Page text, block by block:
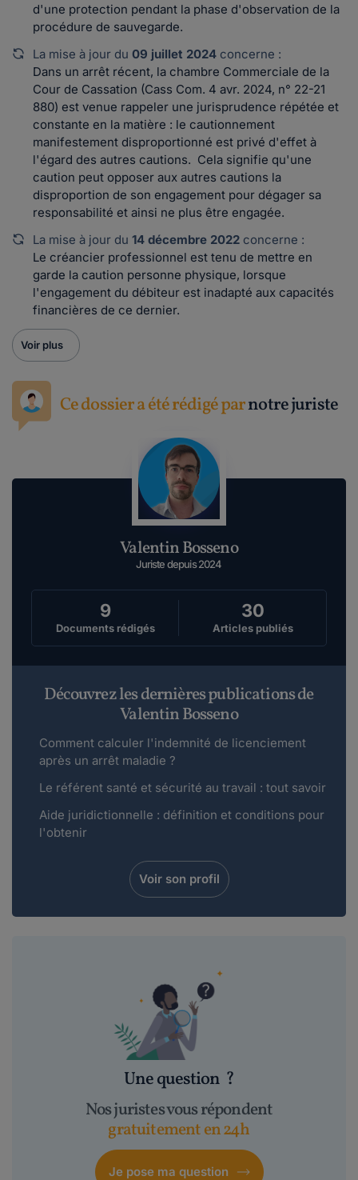
d'une protection pendant la phase d'observation de la
procédure de sauvegarde.
La mise à jour du 09 juillet 2024 concerne :
Dans un arrêt récent, la chambre Commerciale de la
Cour de Cassation (Cass Com. 4 avr. 2024, n° 22-21
880) est venue rappeler une jurisprudence répétée et
constante en la matière : le cautionnement
manifestement disproportionné est privé d'effet à
l'égard des autres cautions. Cela signifie qu'une
caution peut opposer aux autres cautions la
disproportion de son engagement pour dégager sa
responsabilité et ainsi ne plus être engagée.
La mise à jour du 14 décembre 2022 concerne :
Le créancier professionnel est tenu de mettre en
garde la caution personne physique, lorsque
l'engagement du débiteur est inadapté aux capacités
financières de ce dernier.
Voir plus
Ce dossier a été rédigé parnotre juriste
Valentin Bosseno
Juriste depuis 2024
9
Documents rédigés
30
Articles publiés
Découvrez les dernières publications de
Valentin Bosseno
Comment calculer l'indemnité de licenciement
après un arrêt maladie ?
Le référent santé et sécurité au travail : tout savoir
Aide juridictionnelle : définition et conditions pour
l'obtenir
Voir son profil
Une question ?
Nos juristes vous répondent
gratuitement en 24h
Je pose ma question